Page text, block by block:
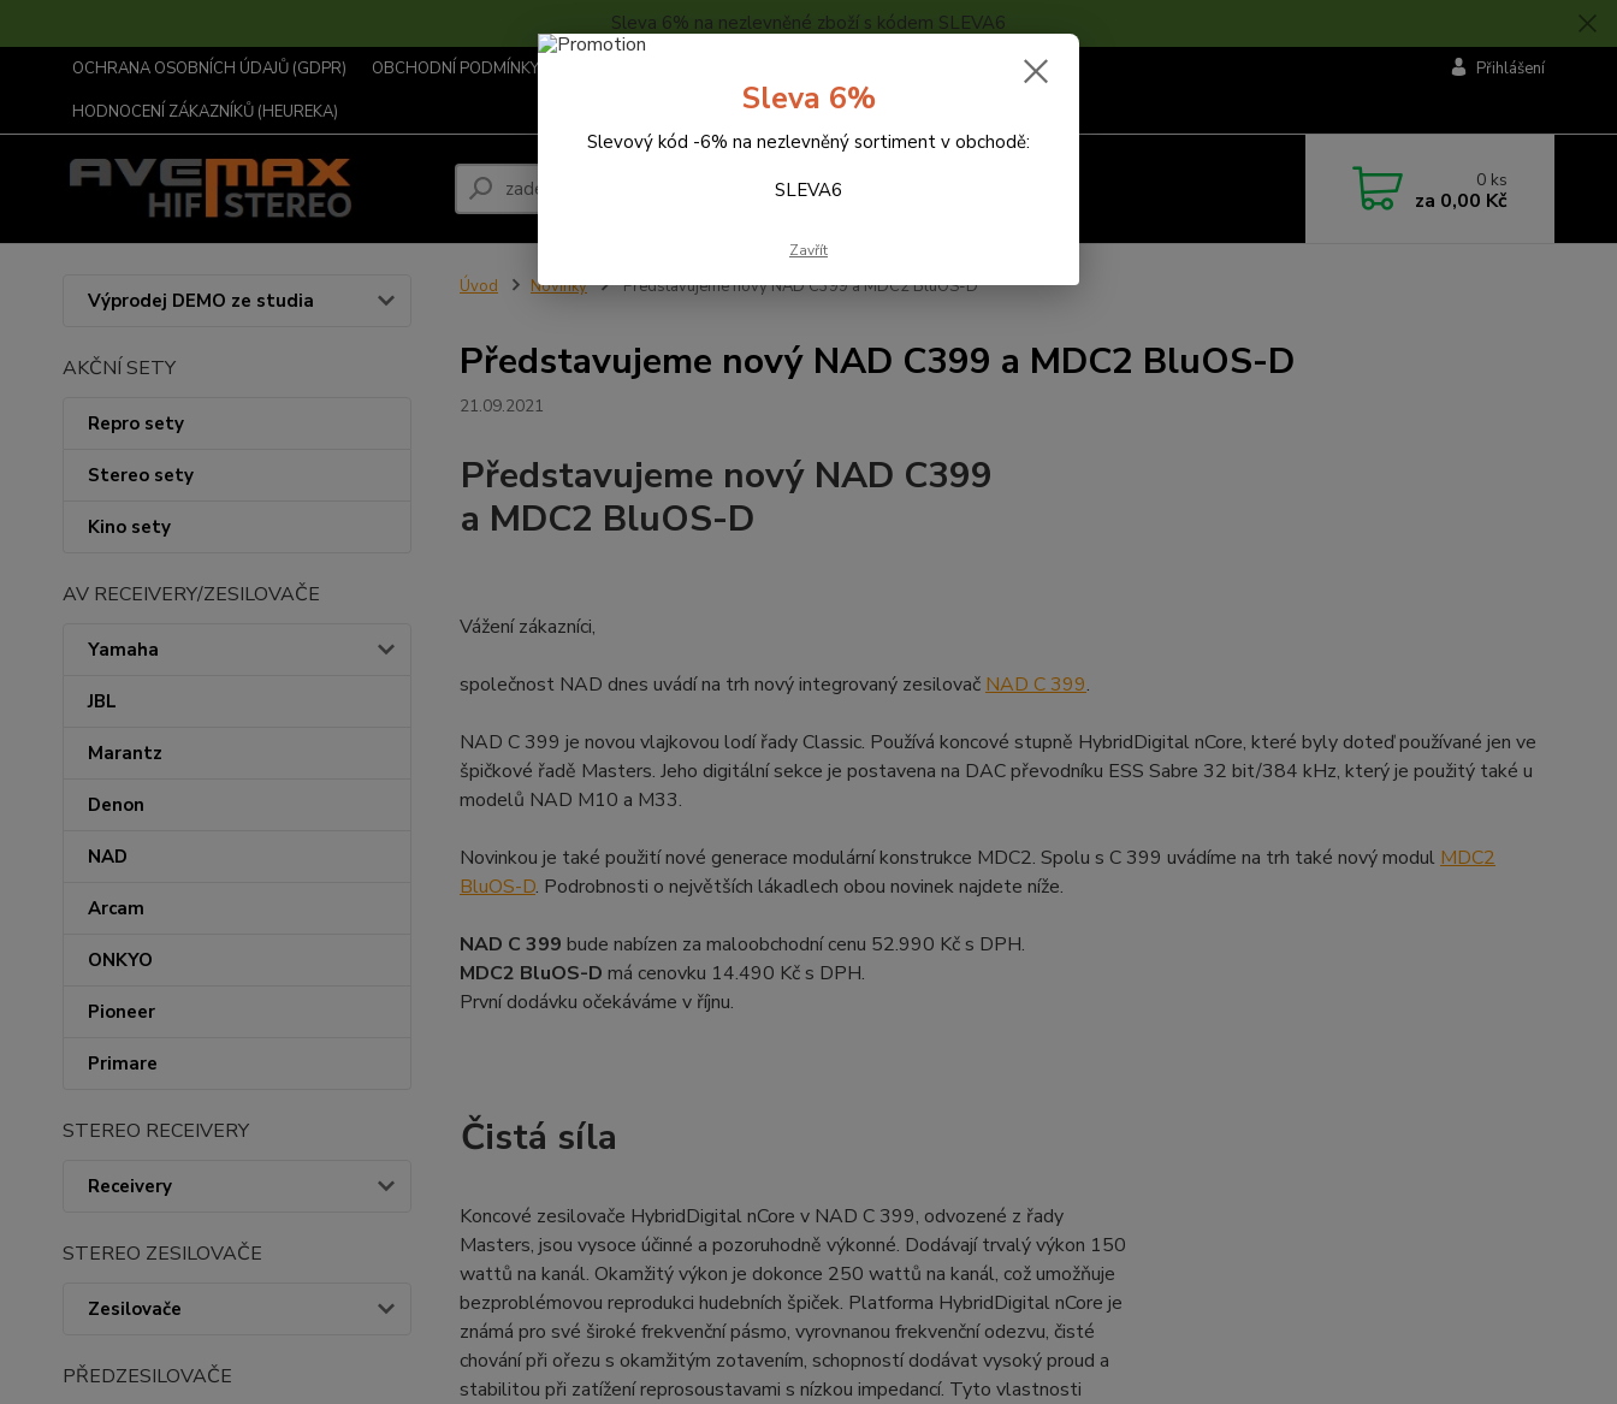
Sleva 6% na nezlevněné zboží s kódem SLEVA6
OCHRANA OSOBNÍCH ÚDAJŮ (GDPR) OBCHODNÍ PODMÍNKY ...
HODNOCENÍ ZÁKAZNÍKŮ (HEUREKA)
Přihlášení
Hledat 0 ks
za 0,00 Kč
Výprodej DEMO ze studia
AKČNÍ SETY
Repro sety
Stereo sety
Kino sety
AV RECEIVERY/ZESILOVAČE
Yamaha
JBL
Marantz
Denon
NAD
Arcam
ONKYO
Pioneer
Primare
STEREO RECEIVERY
Receivery
STEREO ZESILOVAČE
Zesilovače
PŘEDZESILOVAČE
Úvod Novinky Představujeme nový NAD C399 a MDC2 BluOS-D
Představujeme nový NAD C399 a MDC2 BluOS-D
21.09.2021
Představujeme nový NAD C399
a MDC2 BluOS-D
Vážení zákazníci,
společnost NAD dnes uvádí na trh nový integrovaný zesilovač NAD C 399.
NAD C 399 je novou vlajkovou lodí řady Classic. Používá koncové stupně HybridDigital nCore, které byly doteď používané jen ve
špičkové řadě Masters. Jeho digitální sekce je postavena na DAC převodníku ESS Sabre 32 bit/384 kHz, který je použitý také u
modelů NAD M10 a M33.
Novinkou je také použití nové generace modulární konstrukce MDC2. Spolu s C 399 uvádíme na trh také nový modul MDC2
BluOS-D. Podrobnosti o největších lákadlech obou novinek najdete níže.
NAD C 399 bude nabízen za maloobchodní cenu 52.990 Kč s DPH.
MDC2 BluOS-D má cenovku 14.490 Kč s DPH.
První dodávku očekáváme v říjnu.
Čistá síla
Koncové zesilovače HybridDigital nCore v NAD C 399, odvozené z řady
Masters, jsou vysoce účinné a pozoruhodně výkonné. Dodávají trvalý výkon 150
wattů na kanál. Okamžitý výkon je dokonce 250 wattů na kanál, což umožňuje
bezproblémovou reprodukci hudebních špiček. Platforma HybridDigital nCore je
známá pro své široké frekvenční pásmo, vyrovnanou frekvenční odezvu, čisté
chování při ořezu s okamžitým zotavením, schopností dodávat vysoký proud a
stabilitou při zatížení reprosoustavami s nízkou impedancí. Tyto vlastnosti
Sleva 6%
Slevový kód -6% na nezlevněný sortiment v obchodě:
SLEVA6
Zavřít